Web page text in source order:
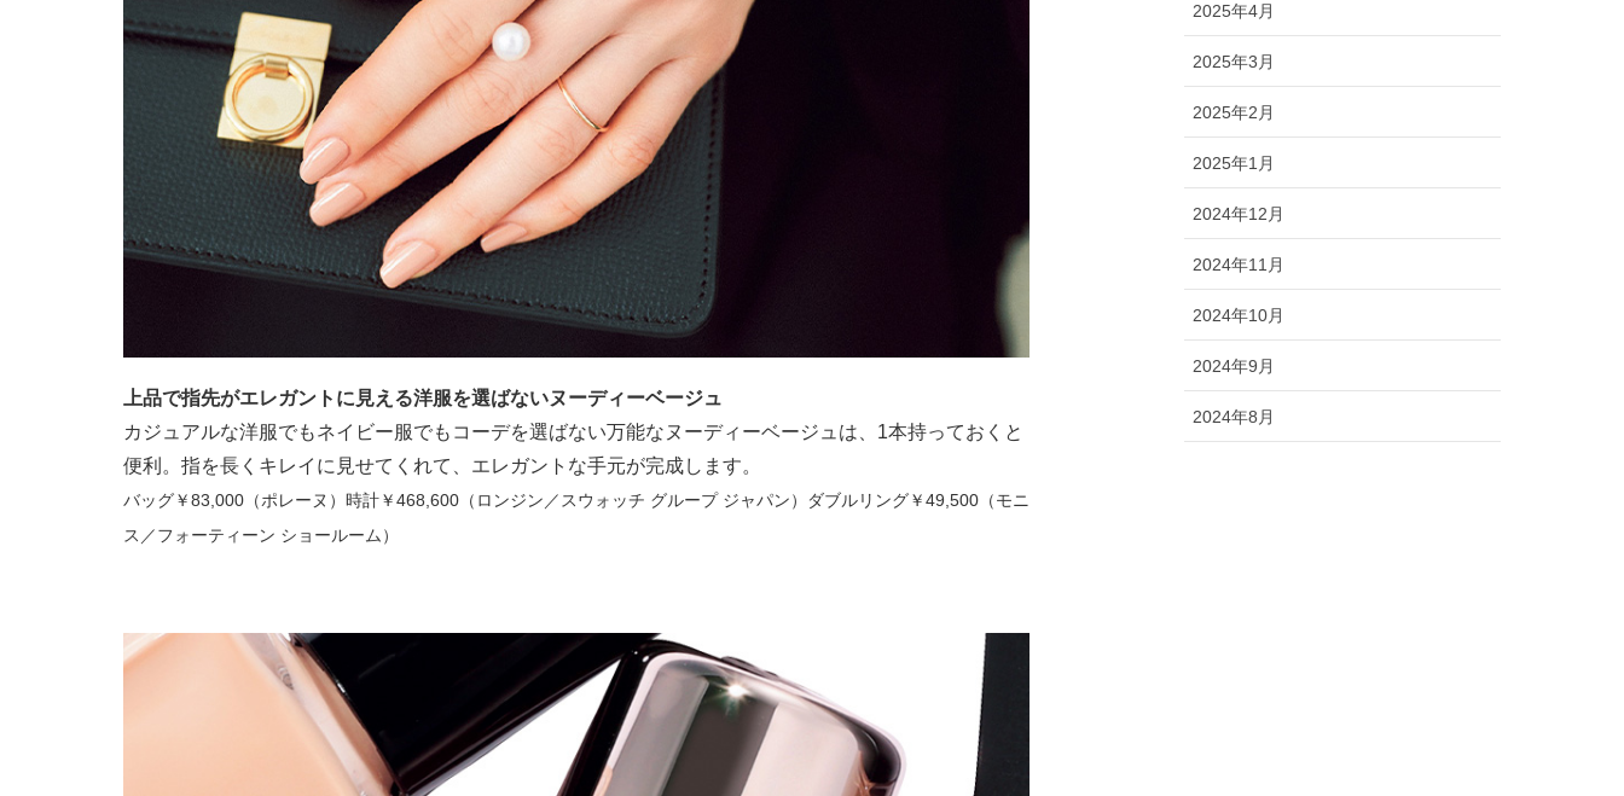
上品で指先がエレガントに見える洋服を選ばないヌーディーベージュ
カジュアルな洋服でもネイビー服でもコーデを選ばない万能なヌーディーベージュは、1本持っておくと
便利。指を長くキレイに見せてくれて、エレガントな手元が完成します。
バッグ￥83,000（ポレーヌ）時計￥468,600（ロンジン／スウォッチ グループ ジャパン）ダブルリング￥49,500（モニ
ス／フォーティーン ショールーム）
2025年4月
2025年3月
2025年2月
2025年1月
2024年12月
2024年11月
2024年10月
2024年9月
2024年8月